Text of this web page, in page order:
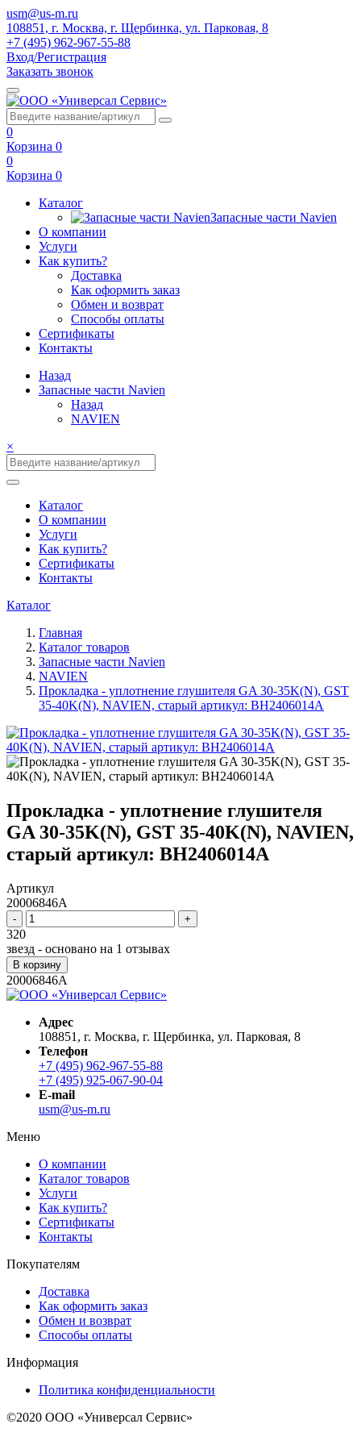
usm@us-m.ru
108851, г. Москва, г. Щербинка, ул. Парковая, 8
+7 (495) 962-967-55-88
Вход/Регистрация
Заказать звонок
0
Корзина 0
0
Корзина 0
Каталог
Запасные части Navien
О компании
Услуги
Как купить?
Доставка
Как оформить заказ
Обмен и возврат
Способы оплаты
Сертификаты
Контакты
Назад
Запасные части Navien
Назад
NAVIEN
×
Каталог
О компании
Услуги
Как купить?
Сертификаты
Контакты
Каталог
Главная
Каталог товаров
Запасные части Navien
NAVIEN
Прокладка - уплотнение глушителя GA 30-35K(N), GST
35-40K(N), NAVIEN, старый артикул: BH2406014A
Прокладка - уплотнение глушителя
GA 30-35K(N), GST 35-40K(N), NAVIEN,
старый артикул: BH2406014A
Артикул
20006846A
- +
320
звезд - основано на 1 отзывах
В корзину
20006846A
Адрес
108851, г. Москва, г. Щербинка, ул. Парковая, 8
Телефон
+7 (495) 962-967-55-88
+7 (495) 925-067-90-04
E-mail
usm@us-m.ru
Меню
О компании
Каталог товаров
Услуги
Как купить?
Сертификаты
Контакты
Покупателям
Доставка
Как оформить заказ
Обмен и возврат
Способы оплаты
Информация
Политика конфиденциальности
©2020 ООО «Универсал Сервис»